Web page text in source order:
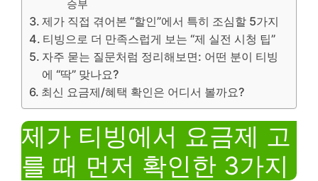
승부
제가 직접 겪어본 “할인”에서 특히 조심할 5가지
티빙으로 더 만족스럽게 보는 “제 실전 시청 팁”
자주 묻는 질문처럼 정리해보면: 어떤 분이 티빙
에 “딱” 맞나요?
최신 요금제/혜택 확인은 어디서 볼까요?
제가 티빙에서 요금제 고
를 때 먼저 확인한 3가지